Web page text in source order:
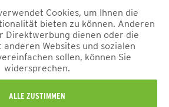
sind vom Rabatt ausgeschlossen. Der
anderen Aktionen oder Gutscheinen
Mindestbestellwert beträgt 50 €
sich inkl. Mehrwertsteuer und zzgl.
Nachnahmegebühren, wenn nicht anders
beschrieben.
Cookies, um Ihnen die
bieten zu können. Anderen
Direktwerbung dienen oder die
Websites und sozialen
sollen, können Sie
widersprechen.